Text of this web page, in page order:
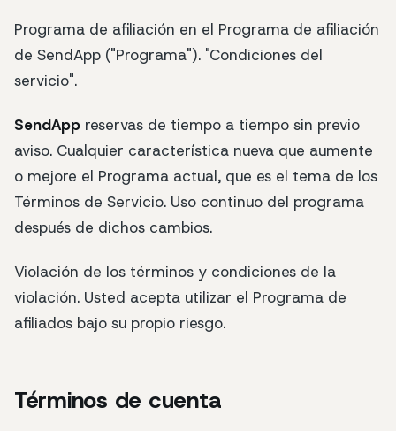
Programa de afiliación en el Programa de afiliación
de SendApp ("Programa"). "Condiciones del
servicio".
SendApp reservas de tiempo a tiempo sin previo
aviso. Cualquier característica nueva que aumente
o mejore el Programa actual, que es el tema de los
Términos de Servicio. Uso continuo del programa
después de dichos cambios.
Violación de los términos y condiciones de la
violación. Usted acepta utilizar el Programa de
afiliados bajo su propio riesgo.
Términos de cuenta